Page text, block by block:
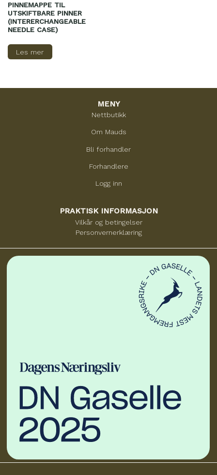
PINNEMAPPE TIL
UTSKIFTBARE PINNER
(INTERERCHANGEABLE
NEEDLE CASE)
Les mer
MENY
Nettbutikk
Om Mauds
Bli forhandler
Forhandlere
Logg inn
PRAKTISK INFORMASJON
Vilkår og betingelser
Personvernerklæring